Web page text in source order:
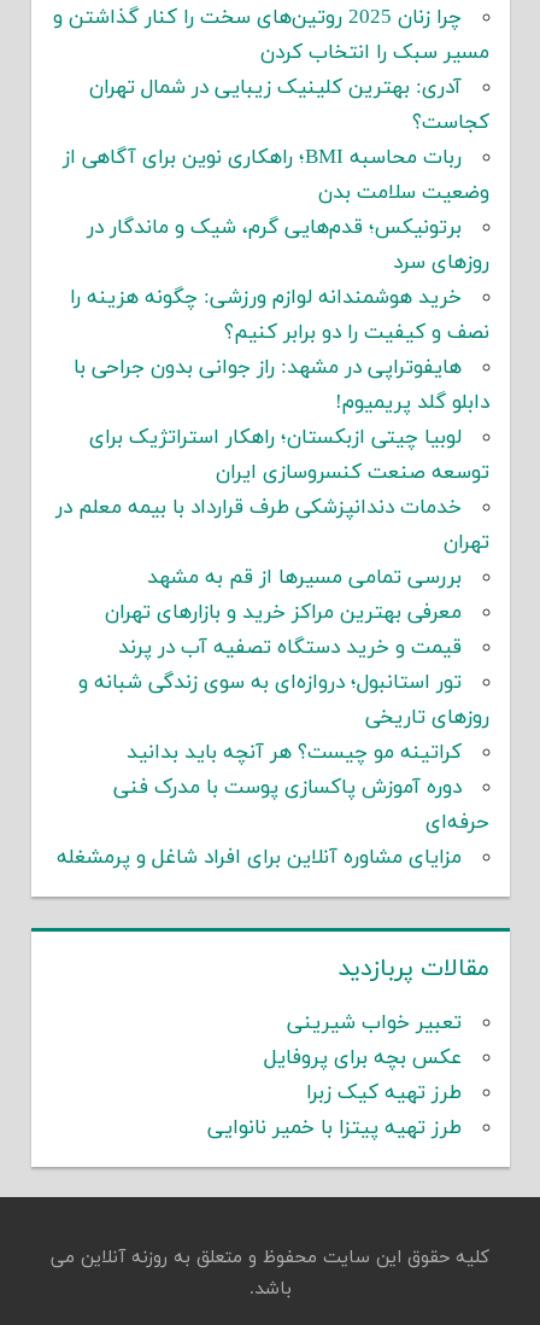
چرا زنان 2025 روتین‌های سخت را کنار گذاشتن و
مسیر سبک را انتخاب کردن
آدری: بهترین کلینیک زیبایی در شمال تهران
کجاست؟
ربات محاسبه BMI؛ راهکاری نوین برای آگاهی از
وضعیت سلامت بدن
برتونیکس؛ قدم‌هایی گرم، شیک و ماندگار در
روزهای سرد
خرید هوشمندانه لوازم ورزشی: چگونه هزینه را
نصف و کیفیت را دو برابر کنیم؟
هایفوتراپی در مشهد: راز جوانی بدون جراحی با
دابلو گلد پریمیوم!
لوبیا چیتی ازبکستان؛ راهکار استراتژیک برای
توسعه صنعت کنسروسازی ایران
خدمات دندانپزشکی طرف قرارداد با بیمه معلم در
تهران
بررسی تمامی مسیرها از قم به مشهد
معرفی بهترین مراکز خرید و بازارهای تهران
قیمت و خرید دستگاه تصفیه آب در پرند
تور استانبول؛ دروازه‌ای به سوی زندگی شبانه و
روزهای تاریخی
کراتینه مو چیست؟ هر آنچه باید بدانید
دوره آموزش پاکسازی پوست با مدرک فنی
حرفه‌ای
مزایای مشاوره آنلاین برای افراد شاغل و پرمشغله
مقالات پربازدید
تعبیر خواب شیرینی
عکس بچه برای پروفایل
طرز تهیه کیک زبرا
طرز تهیه پیتزا با خمیر نانوایی
کلیه حقوق این سایت محفوظ و متعلق به روزنه آنلاین می
باشد.